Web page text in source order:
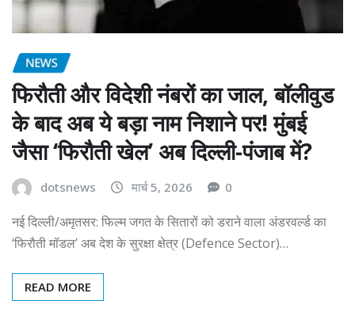
NEWS
फिरौती और विदेशी नंबरों का जाल, बॉलीवुड
के बाद अब ये बड़ा नाम निशाने पर! मुंबई
जैसा ‘फिरौती खेल’ अब दिल्ली-पंजाब में?
dotsnews मार्च 5, 2026 0
नई दिल्ली/अमृतसर: फिल्म जगत के सितारों को डराने वाला अंडरवर्ल्ड का
‘फिरौती मॉडल’ अब देश के सुरक्षा क्षेत्र (Defence Sector)…
READ MORE